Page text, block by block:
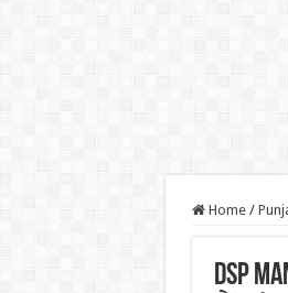
Home /
DSP